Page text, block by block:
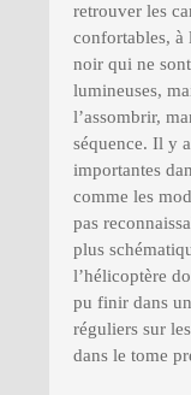
retrouver les
confortables, à
noir qui ne
lumineuses,
l’assombrir,
séquence. Il y
importantes
comme les
pas
plus
l’hélicoptère
pu finir dans
réguliers sur
dans le tome